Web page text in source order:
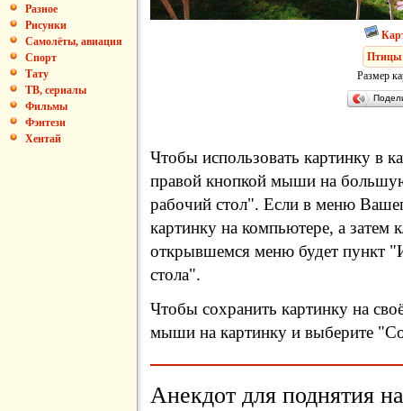
Разное
Рисунки
Самолёты, авиация
Спорт
Тату
ТВ, сериалы
Фильмы
Фэнтези
Хентай
Птицы
Размер
Чтобы использовать картинку в
правой кнопкой мыши на
рабочий стол". Если в меню
картинку на компьютере, а затем
открывшемся меню будет пункт
стола".
Чтобы сохранить картинку на
мыши на картинку и выберите
Анекдот для поднятия